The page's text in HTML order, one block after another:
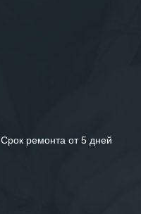
Срок ремонта от 5 дней